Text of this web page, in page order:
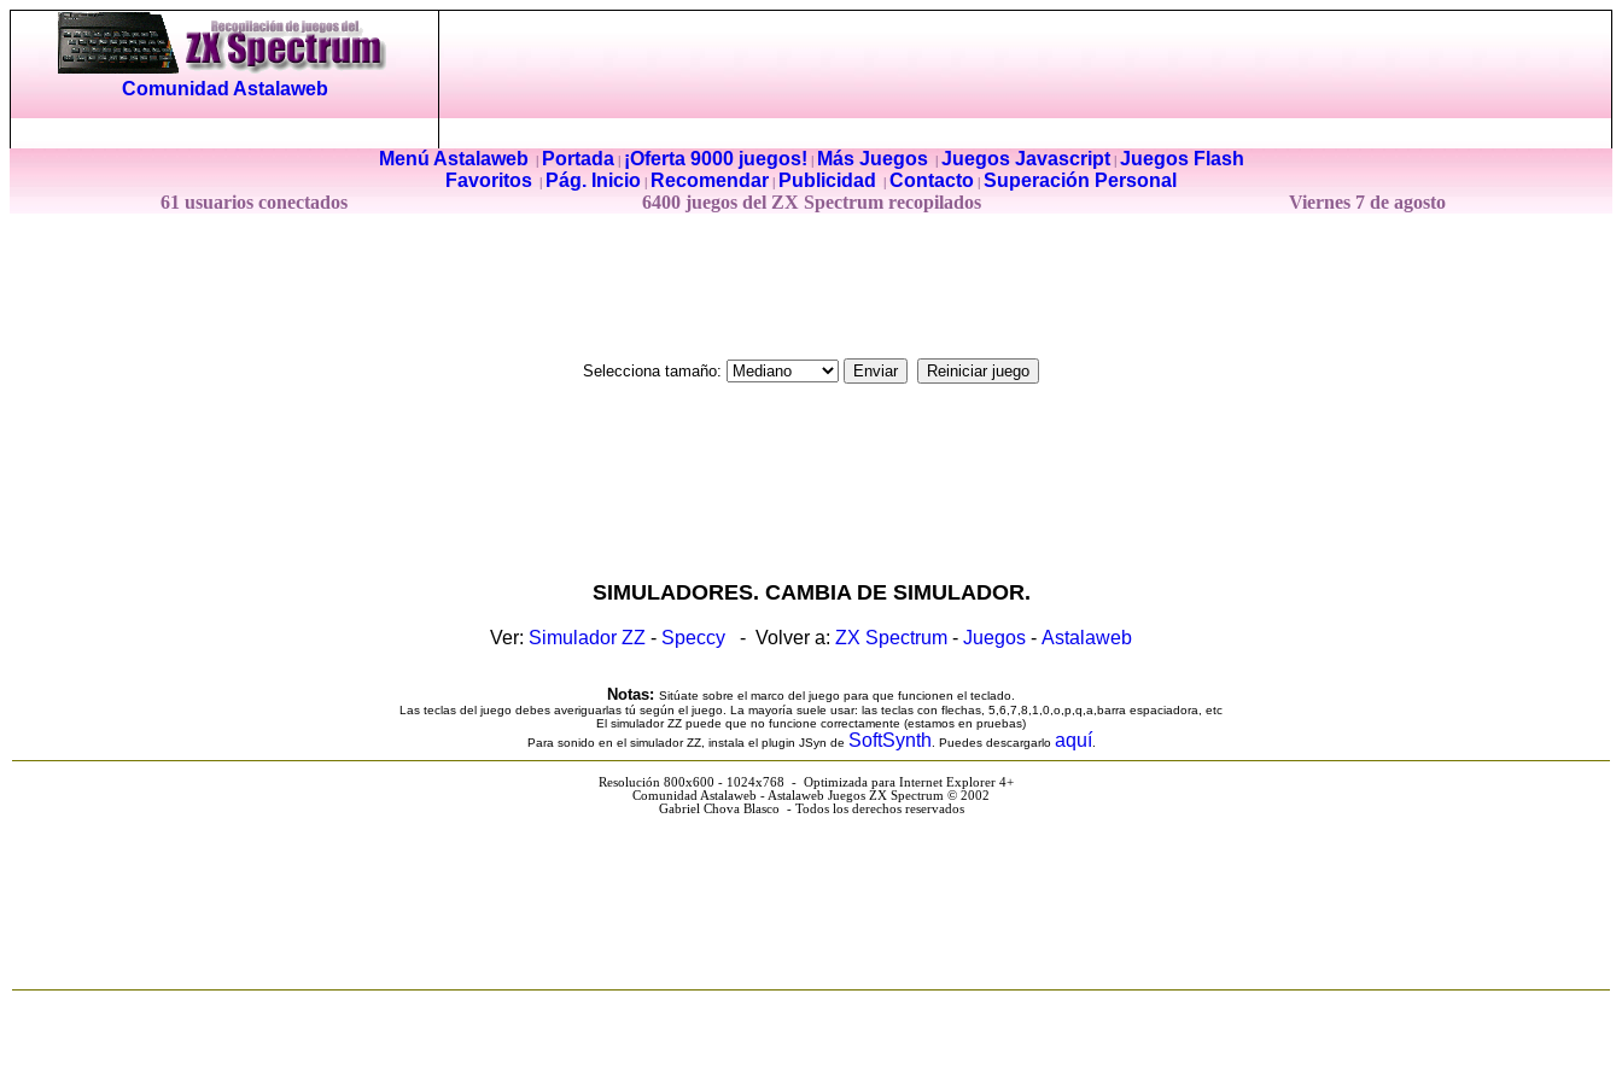
Comunidad Astalaweb
Menú Astalaweb| Portada| ¡Oferta 9000 juegos! Más Juegos| Juegos Javascript| Juegos Flash
Favoritos
Pág. Inicio Recomendar Publicidad Contacto Superación Personal
61 usuarios conectados
6400 juegos del ZX Spectrum recopilados Viernes 7 de agosto
Selecciona tamaño:
SIMULADORES. CAMBIA DE SIMULADOR.
Ver: Simulador ZZ - Speccy - Volver a: ZX Spectrum - Juegos - Astalaweb
Notas: Sitúate sobre el marco del juego para que funcionen el teclado.
Las teclas del juego debes averiguarlas tú según el juego. La mayoría suele usar: las teclas con flechas, 5,6,7,8,1,0,o,p,q,a,barra espaciadora, etc
El simulador ZZ puede que no funcione correctamente (estamos en pruebas)
Para sonido en el simulador ZZ, instala el plugin JSyn de SoftSynth . Puedes descargarlo aquí
Resolución 800x600 - 1024x768 - Optimizada para Internet Explorer 4+
Comunidad Astalaweb - Astalaweb Juegos ZX Spectrum © 2002
Gabriel Chova Blasco - Todos los derechos reservados